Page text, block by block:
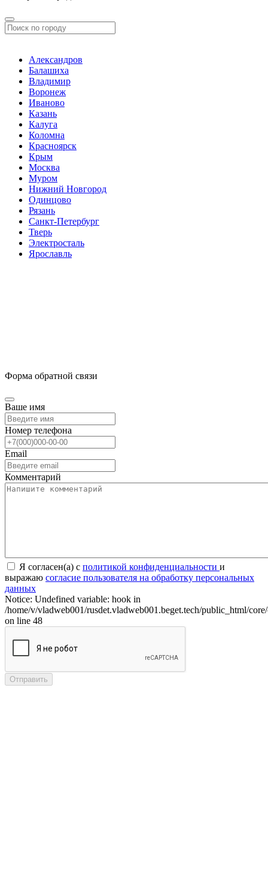
Александров
Балашиха
Владимир
Воронеж
Иваново
Казань
Калуга
Коломна
Красноярск
Крым
Москва
Муром
Нижний Новгород
Одинцово
Рязань
Санкт-Петербург
Тверь
Электросталь
Ярославль
Форма обратной связи
Ваше имя
Номер телефона
Email
Комментарий
Я согласен(а) с политикой конфиденциальности и
выражаю согласие пользователя на обработку персональных
данных
Notice: Undefined variable: hook in
/home/v/vladweb001/rusdet.vladweb001.beget.tech/public_html/
on line 48
Отправить